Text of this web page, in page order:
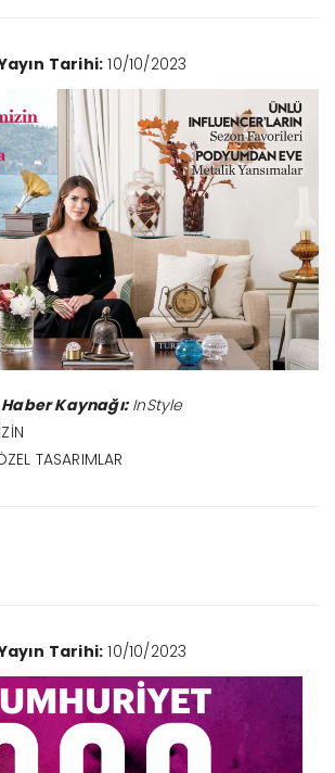
Tarihi: 10/10/2023
Haber Kaynağı:InStyle
TASARIMLAR
Tarihi: 10/10/2023